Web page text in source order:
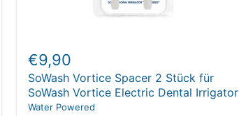
€9,90
SoWash Vortice Spacer 2 Stück für
SoWash Vortice Electric Dental Irrigator
Water Powered